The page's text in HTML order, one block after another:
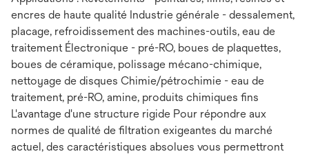
encres de haute qualité Industrie générale - dessalement,
placage, refroidissement des machines-outils, eau de
traitement Électronique - pré-RO, boues de plaquettes,
boues de céramique, polissage mécano-chimique,
nettoyage de disques Chimie/pétrochimie - eau de
traitement, pré-RO, amine, produits chimiques fins
L'avantage d'une structure rigide Pour répondre aux
normes de qualité de filtration exigeantes du marché
actuel, des caractéristiques absolues vous permettront